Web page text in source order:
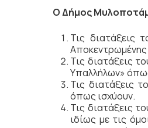
Ο Δήμος
Τις διατάξεις
Αποκεντρωμένης
Τις διατάξεις
Υπαλλήλων»
Τις διατάξεις
όπως ισχύουν.
Τις διατάξεις
ιδίως με τις